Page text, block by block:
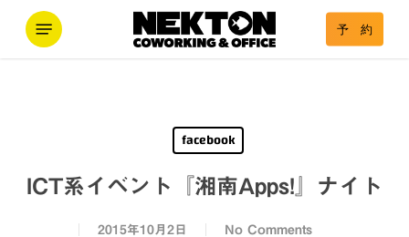
予 約
Menu
facebook
ICT系イベント『湘南Apps!』ナイト
2015年10月2日 No Comments